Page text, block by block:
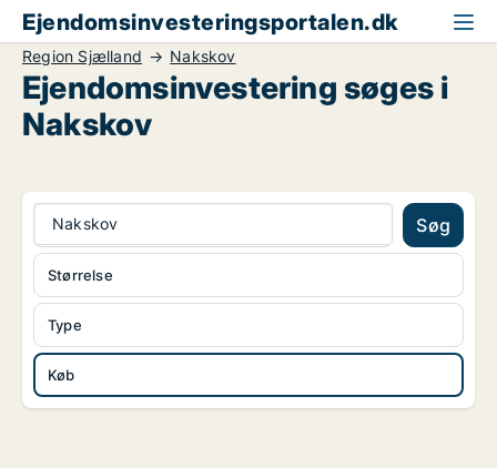
Ejendomsinvesteringsportalen.dk
Region Sjælland Nakskov
Ejendomsinvestering søges i
Nakskov
Nakskov Søg
Type
Køb
Størrelse